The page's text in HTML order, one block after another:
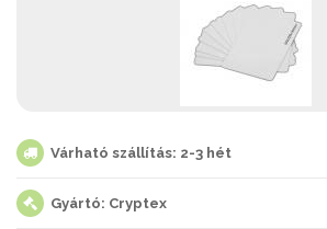
Várható szállítás: 2-3 hét
Gyártó: Cryptex